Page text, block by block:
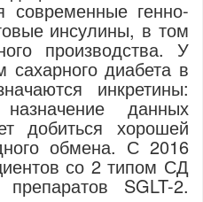
современные генно-
инсулины, в том
производства. У
сахарного диабета в
инкретины:
данных
добиться хорошей
обмена. С 2016
со 2 типом СД
SGLT-2.